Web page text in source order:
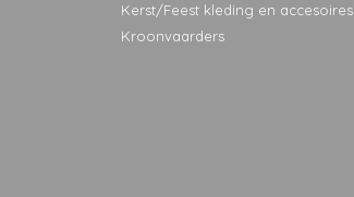
Kerst/Feest kleding en accesoires
Kroonvaarders